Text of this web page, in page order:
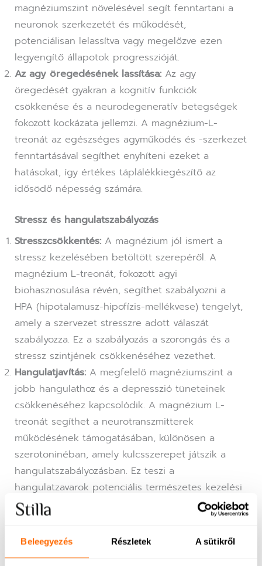
Beleegyezés Részletek A sütikről
magnéziumszint növelésével segít fenntartani a
neuronok szerkezetét és működését,
potenciálisan lelassítva vagy megelőzve ezen
legyengítő állapotok progresszióját.
Az agy öregedésének lassítása: Az agy
öregedését gyakran a kognitív funkciók
csökkenése és a neurodegeneratív betegségek
fokozott kockázata jellemzi. A magnézium-L-
treonát az egészséges agyműködés és -szerkezet
fenntartásával segíthet enyhíteni ezeket a
hatásokat, így értékes táplálékkiegészítő az
idősödő népesség számára.
Stressz és hangulatszabályozás
Stresszcsökkentés: A magnézium jól ismert a
stressz kezelésében betöltött szerepéről. A
magnézium L-treonát, fokozott agyi
biohasznosulása révén, segíthet szabályozni a
HPA (hipotalamusz-hipofízis-mellékvese) tengelyt,
amely a szervezet stresszre adott válaszát
szabályozza. Ez a szabályozás a szorongás és a
stressz szintjének csökkenéséhez vezethet.
Hangulatjavítás: A megfelelő magnéziumszint a
jobb hangulathoz és a depresszió tüneteinek
csökkenéséhez kapcsolódik. A magnézium L-
treonát segíthet a neurotranszmitterek
működésének támogatásában, különösen a
szerotoninéban, amely kulcsszerepet játszik a
hangulatszabályozásban. Ez teszi a
hangulatzavarok potenciális természetes kezelési
lehetőségévé.
Alvásminőség